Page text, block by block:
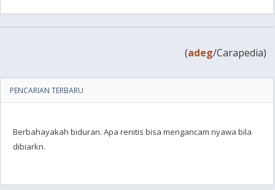
(adeg/Carapedia)
PENCARIAN TERBARU
Berbahayakah biduran. Apa renitis bisa mengancam nyawa bila
dibiarkn.